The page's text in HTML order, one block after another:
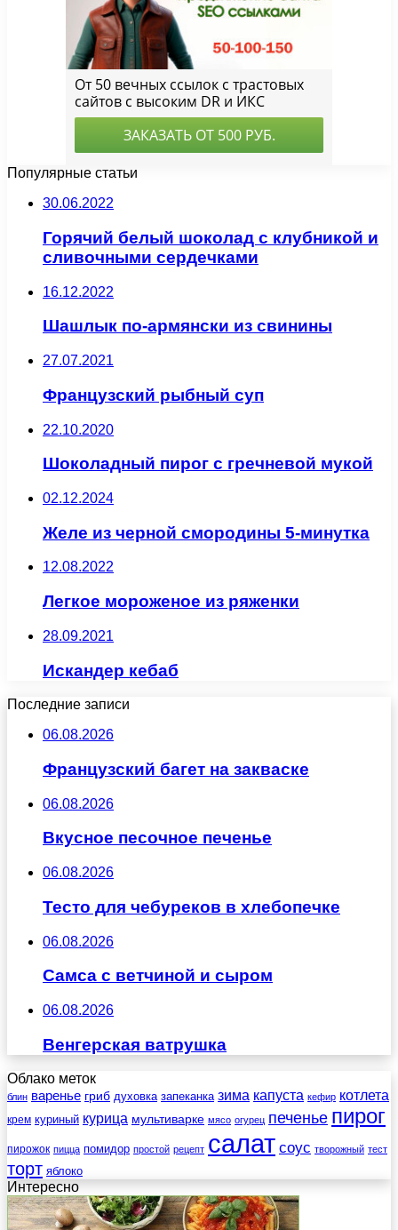
Популярные статьи
30.06.2022
Горячий белый шоколад с клубникой и
сливочными сердечками
16.12.2022
Шашлык по-армянски из свинины
27.07.2021
Французский рыбный суп
22.10.2020
Шоколадный пирог с гречневой мукой
02.12.2024
Желе из черной смородины 5-минутка
12.08.2022
Легкое мороженое из ряженки
28.09.2021
Искандер кебаб
Последние записи
06.08.2026
Французский багет на закваске
06.08.2026
Вкусное песочное печенье
06.08.2026
Тесто для чебуреков в хлебопечке
06.08.2026
Самса с ветчиной и сыром
06.08.2026
Венгерская ватрушка
Облако меток
блин варенье гриб духовка запеканка зима капуста кефир котлета
крем куриный курица мультиварке мясо огурец печенье пирог
пирожок пицца помидор простой рецепт салат соус творожный тест
торт яблоко
Интересно